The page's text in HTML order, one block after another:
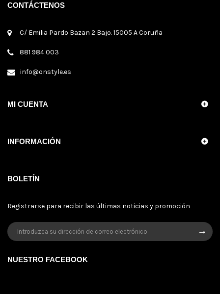
CONTÁCTENOS
C/ Emilia Pardo Bazan 2 Bajo. 15005 A Coruña
881 984 003
info@onstyle.es
MI CUENTA
INFORMACIÓN
BOLETÍN
Registrarse para recibir las últimas noticias y promoción
NUESTRO FACEBOOK